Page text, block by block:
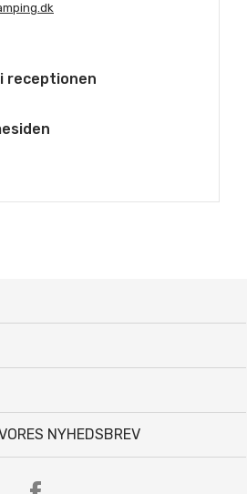
receptionen
NYHEDSBREV